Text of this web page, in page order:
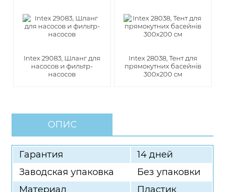
Intex 29083, Шланг для
насосов и фильтр-
насосов
Intex 28038, Тент для
прямокутних басейнів
300х200 см
ОПИС
Гарантия
14 дней
Заводская упаковка
Без упаковки
Материал
Пластик